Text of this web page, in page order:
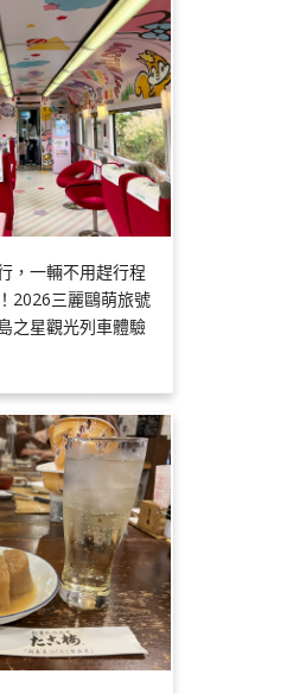
，一輛不用趕行程
2026三麗鷗萌旅號
之星觀光列車體驗